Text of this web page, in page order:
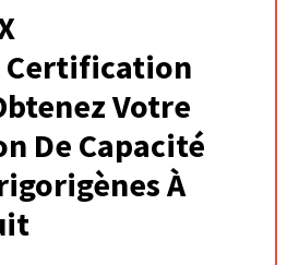
Certification
Votre
De Capacité
À